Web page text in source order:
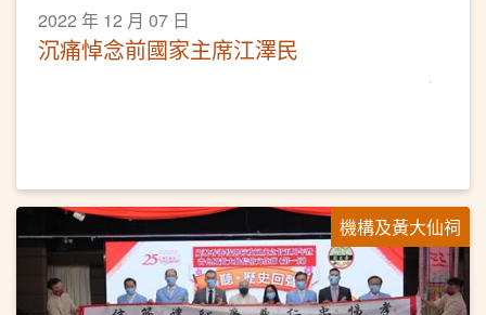
2022 年 12 月 07 日
沉痛悼念前國家主席江澤民
機構及黃大仙祠